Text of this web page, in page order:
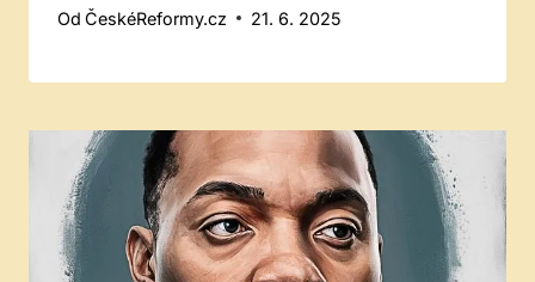
Od ČeskéReformy.cz 21. 6. 2025